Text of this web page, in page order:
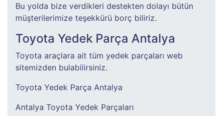
Bu yolda bize verdikleri destekten dolayı bütün
müşterilerimize teşekkürü borç biliriz.
Toyota Yedek Parça Antalya
Toyota araçlara ait tüm yedek parçaları web
sitemizden bulabilirsiniz.
Toyota Yedek Parça Antalya
Antalya Toyota Yedek Parçaları